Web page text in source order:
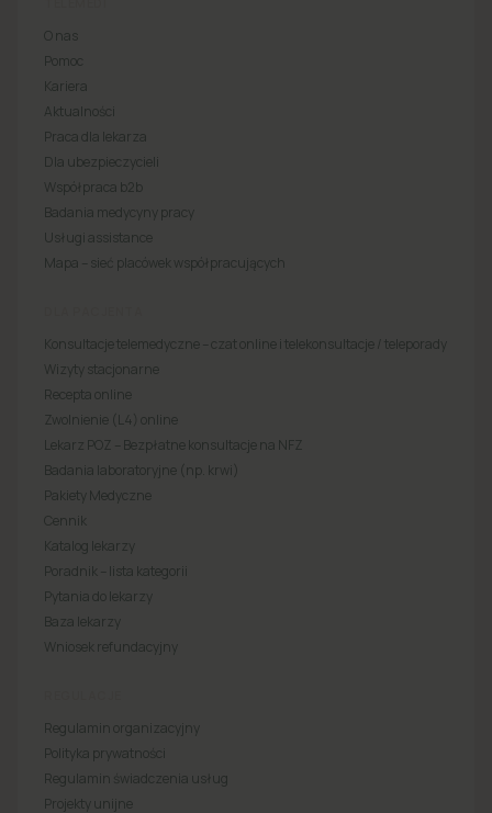
O nas
Pomoc
Kariera
Aktualności
Praca dla lekarza
Dla ubezpieczycieli
Współpraca b2b
Badania medycyny pracy
Usługi assistance
Mapa – sieć placówek współpracujących
Konsultacje telemedyczne – czat online i telekonsultacje / teleporady
Wizyty stacjonarne
Recepta online
Zwolnienie (L4) online
Lekarz POZ – Bezpłatne konsultacje na NFZ
Badania laboratoryjne (np. krwi)
Pakiety Medyczne
Cennik
Katalog lekarzy
Poradnik – lista kategorii
Pytania do lekarzy
Baza lekarzy
Wniosek refundacyjny
Regulamin organizacyjny
Polityka prywatności
Regulamin świadczenia usług
Projekty unijne